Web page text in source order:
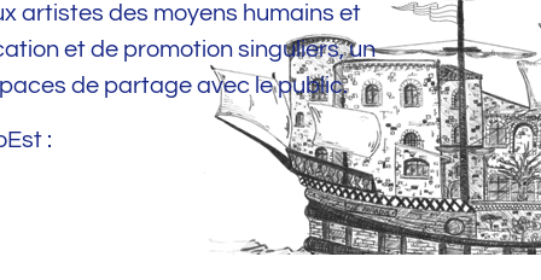
artistes des moyens humains et
et de promotion singuliers, un
de partage avec le public.
: